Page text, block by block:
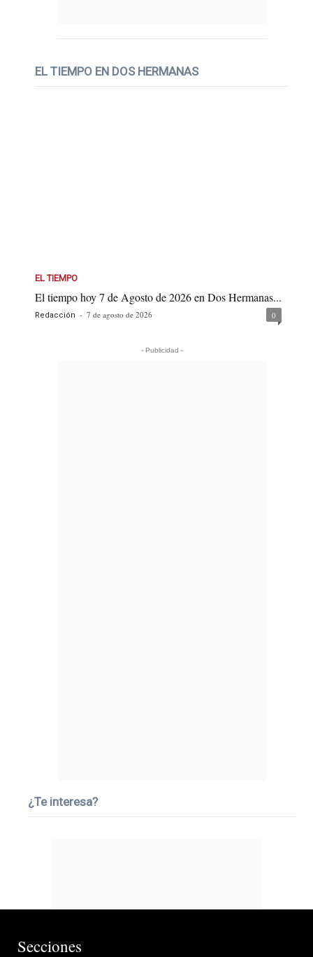
EL TIEMPO EN DOS HERMANAS
EL TIEMPO
El tiempo hoy 7 de Agosto de 2026 en Dos Hermanas...
Redacción - 7 de agosto de 2026 0
- Publicidad -
¿Te interesa?
Secciones